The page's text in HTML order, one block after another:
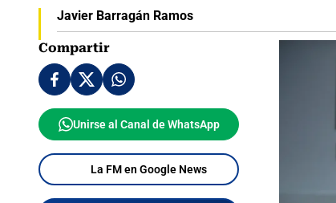
Javier Barragán Ramos
Compartir
Unirse al Canal de WhatsApp
La FM en Google News